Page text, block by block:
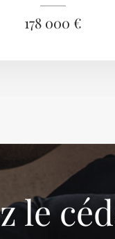
178 000 €
le